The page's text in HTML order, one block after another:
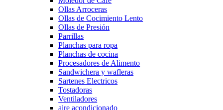
Ollas Arroceras
Ollas de Cocimiento Lento
Ollas de Presión
Parrillas
Planchas para ropa
Planchas de cocina
Procesadores de Alimento
Sandwichera y wafleras
Sartenes Electricos
Tostadoras
Ventiladores
aire acondicionado